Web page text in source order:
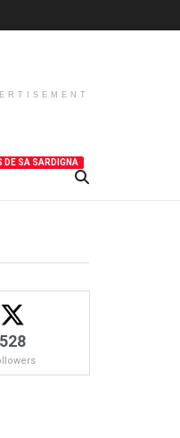
DE SA SARDIGNA
528